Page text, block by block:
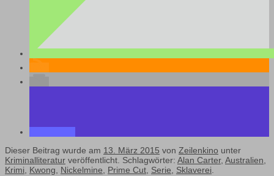
Dieser Beitrag wurde am 13. März 2015 von Zeilenkino unter
Kriminalliteratur veröffentlicht. Schlagwörter: Alan Carter, Australien,
Krimi, Kwong, Nickelmine, Prime Cut, Serie, Sklaverei.